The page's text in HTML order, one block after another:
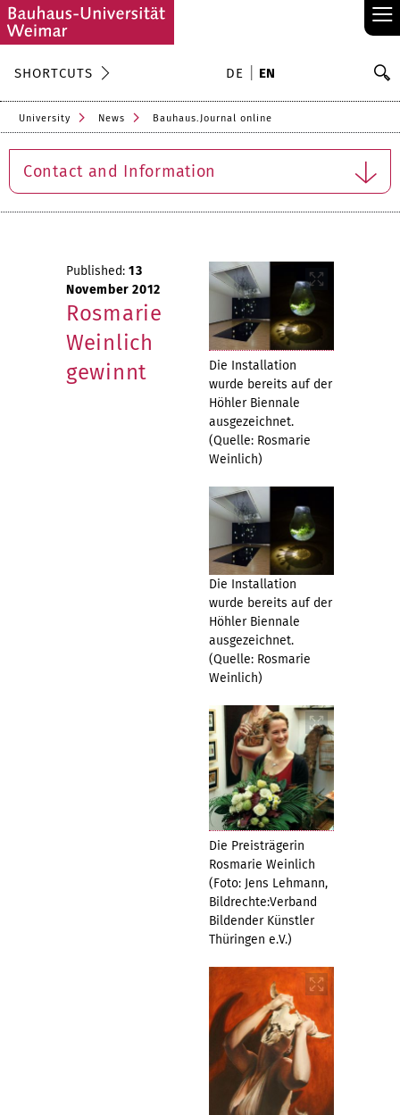
≡
SHORTCUTS DE EN
University News Bauhaus.Journal online
Contact and Information
Die Installation
wurde bereits auf der
Höhler Biennale
ausgezeichnet.
(Quelle: Rosmarie
Weinlich)
Die Installation
wurde bereits auf der
Höhler Biennale
ausgezeichnet.
(Quelle: Rosmarie
Weinlich)
Die Preisträgerin
Rosmarie Weinlich
(Foto: Jens Lehmann,
Bildrechte:Verband
Bildender Künstler
Thüringen e.V.)
Published: 13
November 2012
Rosmarie
Weinlich
gewinnt